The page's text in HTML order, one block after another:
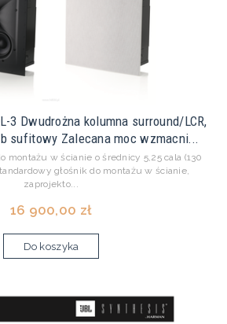
3 Dwudrożna kolumna surround/LCR,
sufitowy Zalecana moc wzmacni...
montażu w ścianie o średnicy 5,25 cala (130
głośnik do montażu w ścianie,
zaprojekto...
16 900,00 zł
Do koszyka